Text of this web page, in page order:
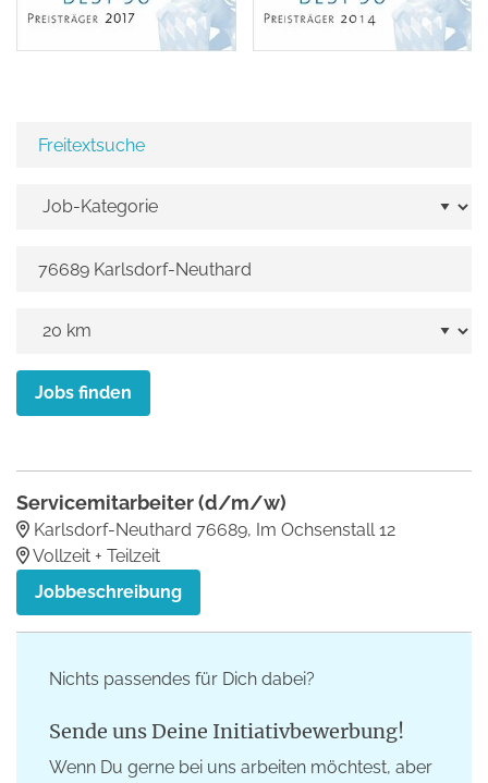
Jobs finden
Servicemitarbeiter (d/m/w)
Karlsdorf-Neuthard 76689, Im Ochsenstall 12
Vollzeit + Teilzeit
Jobbeschreibung
Nichts passendes für Dich dabei?
Sende uns Deine Initiativbewerbung!
Wenn Du gerne bei uns arbeiten möchtest, aber